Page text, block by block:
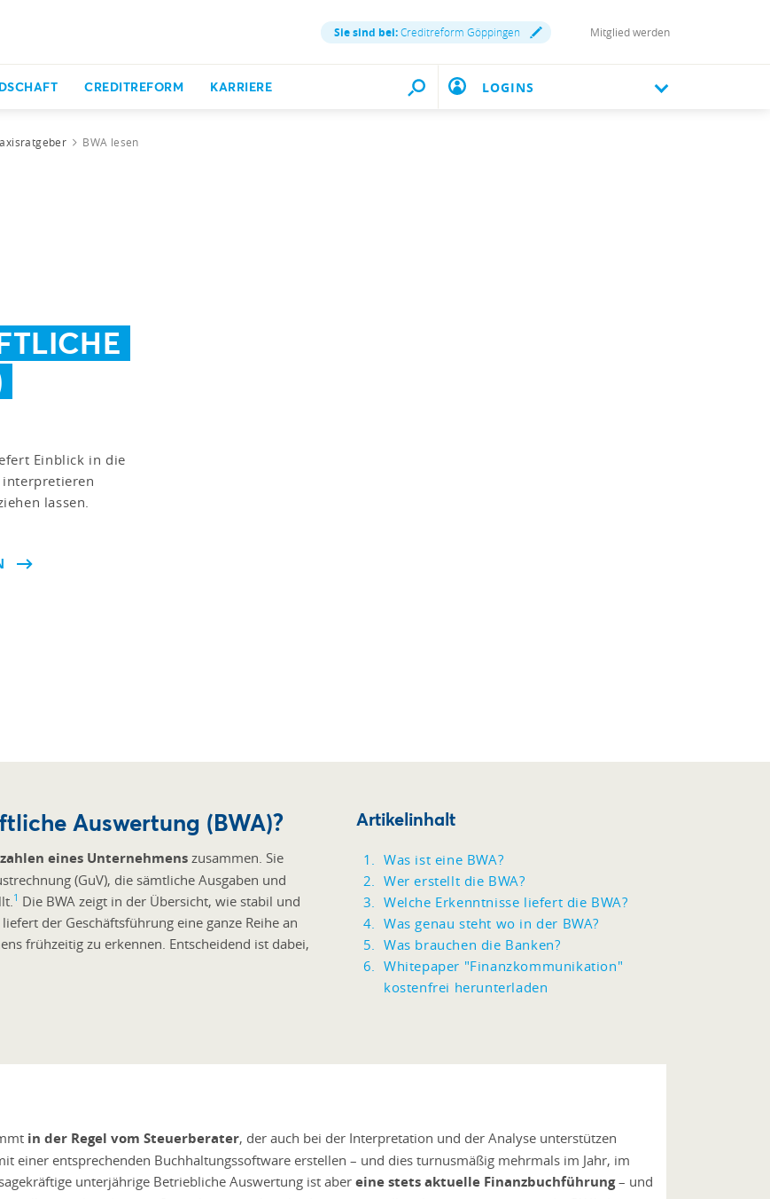
Sie sind bei:Creditreform Göppingen Mitglied werden
CREDITREFORM KARRIERE LOGINS
BWA lesen
Einblick in die
interpretieren
lassen.
Auswertung (BWA)?
eines Unternehmens zusammen. Sie
(GuV), die sämtliche Ausgaben und
1 Die BWA zeigt in der Übersicht, wie stabil und
der Geschäftsführung eine ganze Reihe an
frühzeitig zu erkennen. Entscheidend ist dabei,
Artikelinhalt
Was ist eine BWA?
Wer erstellt die BWA?
Welche Erkenntnisse liefert die BWA?
Was genau steht wo in der BWA?
Was brauchen die Banken?
Whitepaper "Finanzkommunikation"
kostenfrei herunterladen
in der Regel vom Steuerberater, der auch bei der Interpretation und der Analyse unterstützen
einer entsprechenden Buchhaltungssoftware erstellen – und dies turnusmäßig mehrmals im Jahr, im
unterjährige Betriebliche Auswertung ist aber eine stets aktuelle Finanzbuchführung– und